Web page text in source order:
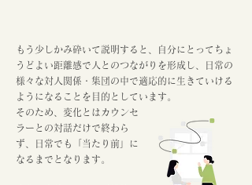
もう少しかみ砕いて説明すると、自分にとってちょ
うどよい距離感で人とのつながりを形成し、日常の
様々な対人関係・集団の中で適応的に生きていける
ようになることを目的としています。
そのため、変化とはカウンセ
ラーとの対話だけで終わら
ず、日常でも「当たり前」に
なるまでとなります。